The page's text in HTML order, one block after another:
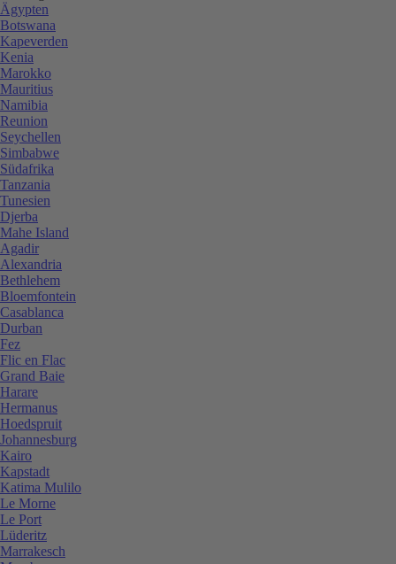
Ägypten
Botswana
Kapeverden
Kenia
Marokko
Mauritius
Namibia
Reunion
Seychellen
Simbabwe
Südafrika
Tanzania
Tunesien
Djerba
Mahe Island
Agadir
Alexandria
Bethlehem
Bloemfontein
Casablanca
Durban
Fez
Flic en Flac
Grand Baie
Harare
Hermanus
Hoedspruit
Johannesburg
Kairo
Kapstadt
Katima Mulilo
Le Morne
Le Port
Lüderitz
Marrakesch